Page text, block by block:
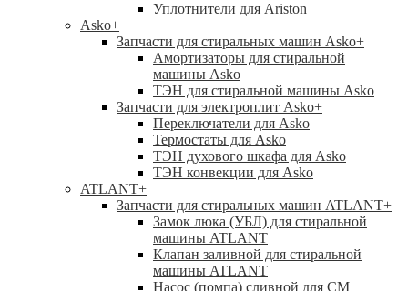
Уплотнители для Ariston
Asko+
Запчасти для стиральных машин Asko+
Амортизаторы для стиральной
машины Asko
ТЭН для стиральной машины Asko
Запчасти для электроплит Asko+
Переключатели для Asko
Термостаты для Asko
ТЭН духового шкафа для Asko
ТЭН конвекции для Asko
ATLANT+
Запчасти для стиральных машин ATLANT+
Замок люка (УБЛ) для стиральной
машины ATLANT
Клапан заливной для стиральной
машины ATLANT
Насос (помпа) сливной для СМ